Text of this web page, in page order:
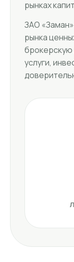
рынках
ЗАО
рынка
брокерскую
услуги,